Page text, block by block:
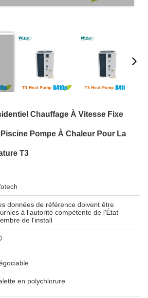
Chauffage À Vitesse Fixe
Pompe À Chaleur Pour La
T3
données de référence doivent être
à l'autorité compétente de l'État
de l'install
en polychlorure